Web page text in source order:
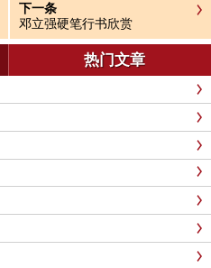
下一条
邓立强硬笔行书欣赏
热门文章